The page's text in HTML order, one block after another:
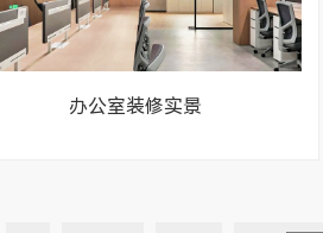
办公室装修实景